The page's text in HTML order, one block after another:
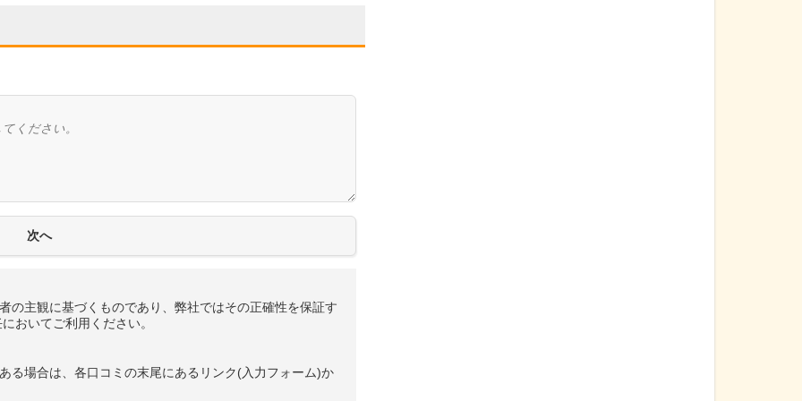
の主観に基づくものであり、弊社ではその正確性を保証す
おいてご利用ください。
る場合は、各口コミの末尾にあるリンク(入力フォーム)か